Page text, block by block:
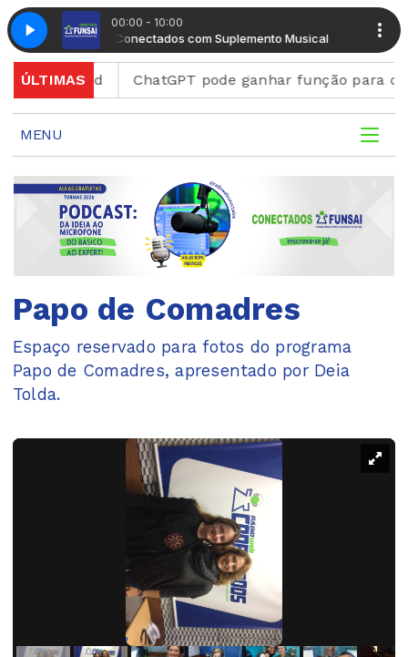
00:00 - 10:00
Manhã Conectados com Suplemento Musical Manhã
ÚLTIMAS
Discord ChatGPT pode ganhar função para criar
MENU
Papo de Comadres
Espaço reservado para fotos do programa
Papo de Comadres, apresentado por Deia
Tolda.